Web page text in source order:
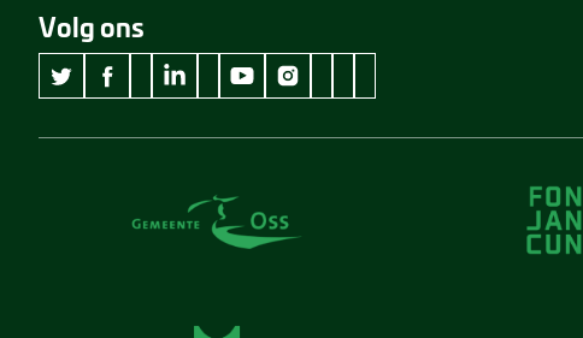
Volg ons
twitter Museum Jan Cunen
facebook Museum Jan Cunen
wikipedia Museum Jan Cunen
linkedin Museum Jan Cunen
googleplus Museum Jan Cunen
youtube Museum Jan Cunen
instagram Museum Jan Cunen